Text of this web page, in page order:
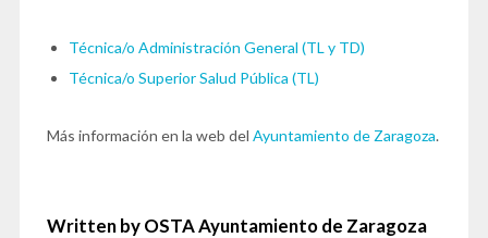
Técnica/o Administración General (TL y TD)
Técnica/o Superior Salud Pública (TL)
Más información en la web del Ayuntamiento de Zaragoza.
Written by OSTA Ayuntamiento de Zaragoza